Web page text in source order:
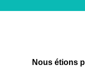
Nous étions